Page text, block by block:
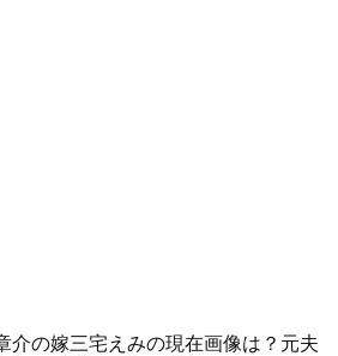
介の嫁三宅えみの現在画像は？元夫